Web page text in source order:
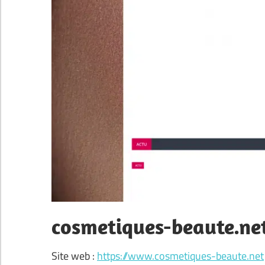
cosmetiques-
Site web : https://www.cosmetiques-beaute.net